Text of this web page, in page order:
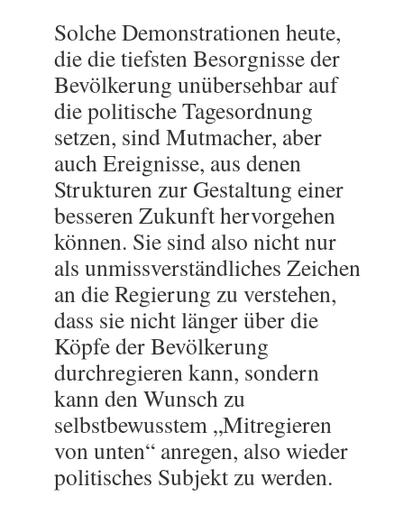
Solche Demonstrationen heute,
die die tiefsten Besorgnisse der
Bevölkerung unübersehbar auf
die politische Tagesordnung
setzen, sind Mutmacher, aber
auch Ereignisse, aus denen
Strukturen zur Gestaltung einer
besseren Zukunft hervorgehen
können. Sie sind also nicht nur
als unmissverständliches Zeichen
an die Regierung zu verstehen,
dass sie nicht länger über die
Köpfe der Bevölkerung
durchregieren kann, sondern
kann den Wunsch zu
selbstbewusstem „Mitregieren
von unten“ anregen, also wieder
politisches Subjekt zu werden.